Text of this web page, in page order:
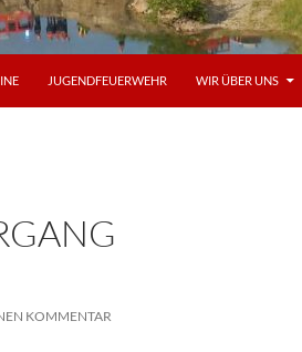
JUGENDFEUERWEHR WIR ÜBER UNS
KOMMENTAR